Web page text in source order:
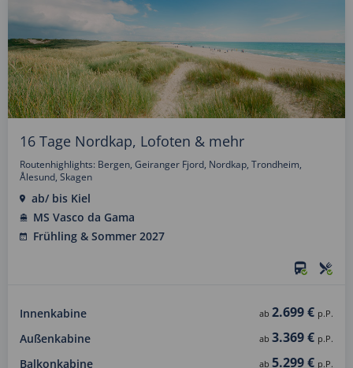
16 Tage Nordkap, Lofoten & mehr
Routenhighlights: Bergen, Geiranger Fjord, Nordkap, Trondheim,
Ålesund, Skagen
ab/ bis Kiel
MS Vasco da Gama
Frühling & Sommer 2027
Innenkabine ab 2.699 € p.P.
Außenkabine ab 3.369 € p.P.
Balkonkabine ab 5.299 € p.P.